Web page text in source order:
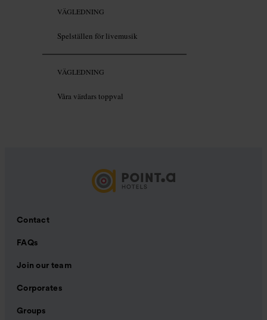
VÄGLEDNING
Spelställen för livemusik
VÄGLEDNING
Våra värdars toppval
Contact
FAQs
Join our team
Corporates
Groups